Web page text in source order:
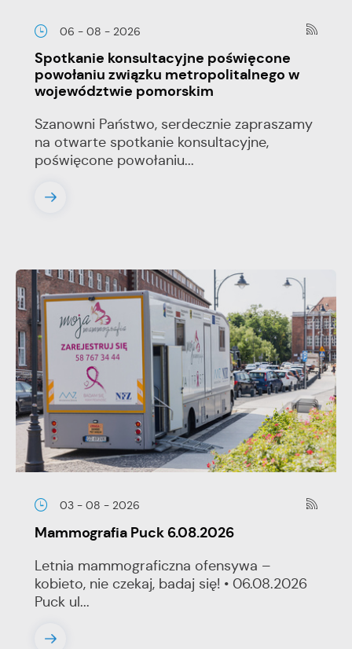
06 - 08 - 2026
Spotkanie konsultacyjne poświęcone
powołaniu związku metropolitalnego w
województwie pomorskim
Szanowni Państwo, serdecznie zapraszamy
na otwarte spotkanie konsultacyjne,
poświęcone powołaniu...
03 - 08 - 2026
Mammografia Puck 6.08.2026
Letnia mammograficzna ofensywa –
kobieto, nie czekaj, badaj się! • 06.08.2026
Puck ul...